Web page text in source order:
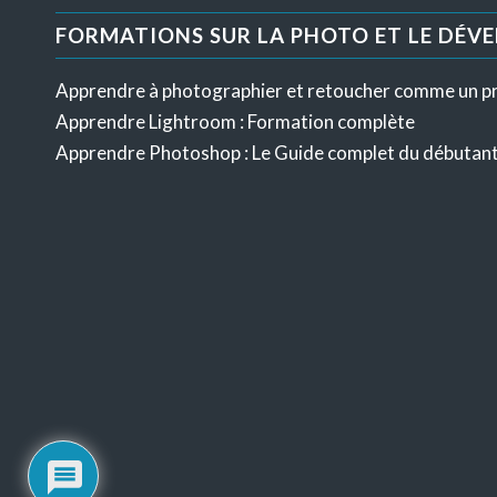
FORMATIONS SUR LA PHOTO ET LE
Apprendre à photographier et retoucher comme un
Apprendre Lightroom : Formation complète
Apprendre Photoshop : Le Guide complet du débutant